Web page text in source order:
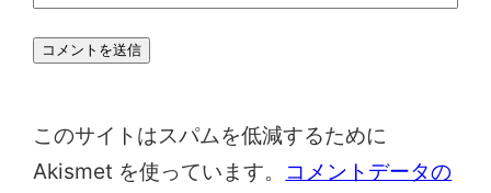
このサイトはスパムを低減するために
Akismet を使っています。
コメントデータの